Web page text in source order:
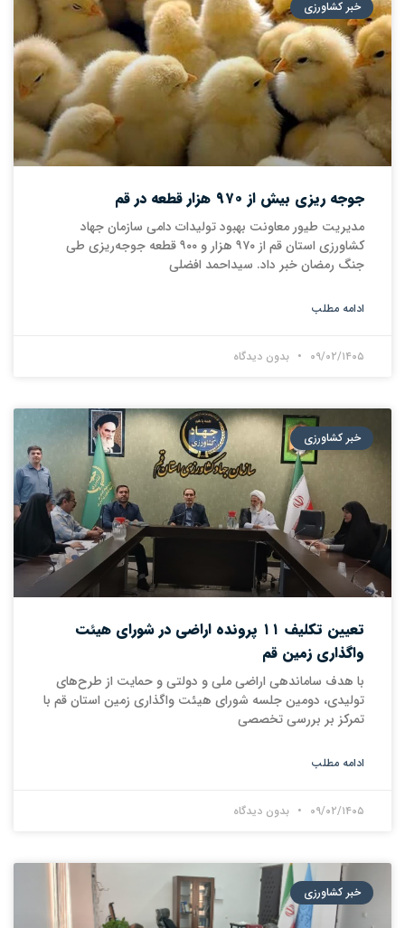
خبر کشاورزی
جوجه ریزی بیش از ۹۷۰ هزار قطعه در قم
مدیریت طیور معاونت بهبود تولیدات دامی سازمان جهاد
کشاورزی استان قم از ۹۷۰ هزار و ۹۰۰ قطعه جوجه‌ریزی طی
جنگ رمضان خبر داد. سیداحمد افضلی
ادامه مطلب
۰۹/۰۲/۱۴۰۵ بدون دیدگاه
خبر کشاورزی
تعیین تکلیف ۱۱ پرونده اراضی در شورای هیئت
واگذاری زمین قم
با هدف ساماندهی اراضی ملی و دولتی و حمایت از طرح‌های
تولیدی، دومین جلسه شورای هیئت واگذاری زمین استان قم با
تمرکز بر بررسی تخصصی
ادامه مطلب
۰۹/۰۲/۱۴۰۵ بدون دیدگاه
خبر کشاورزی